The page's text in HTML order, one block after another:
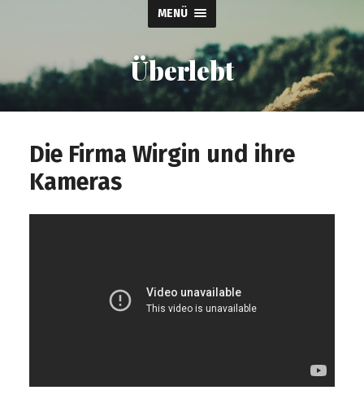
MENÜ
Überlebt
Die Firma Wirgin und ihre
Kameras